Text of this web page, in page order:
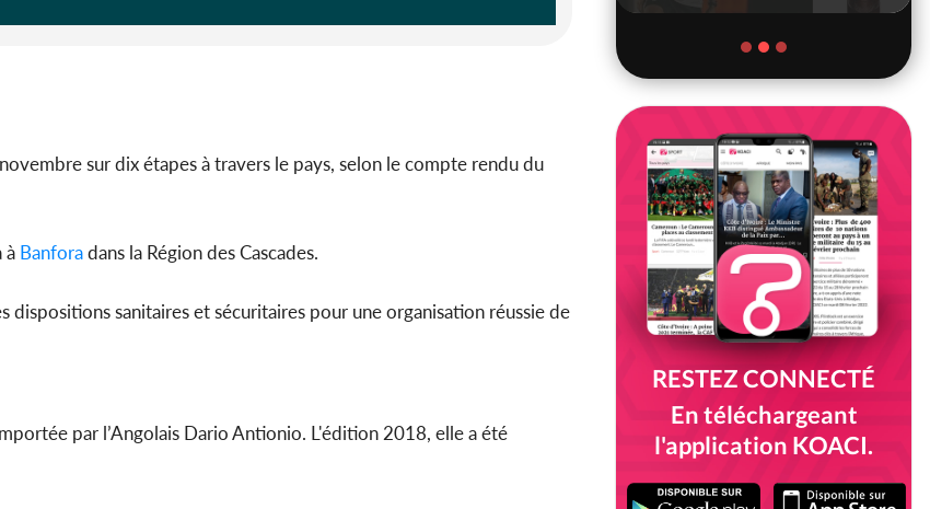
sur dix étapes à travers le pays, selon le compte rendu du
à Banforadans la Région des Cascades.
dispositions sanitaires et sécuritaires pour une organisation réussie de
par l’Angolais Dario Antionio. L'édition 2018, elle a été
RESTEZ CONNECTÉ
En téléchargeant
l'application KOACI.